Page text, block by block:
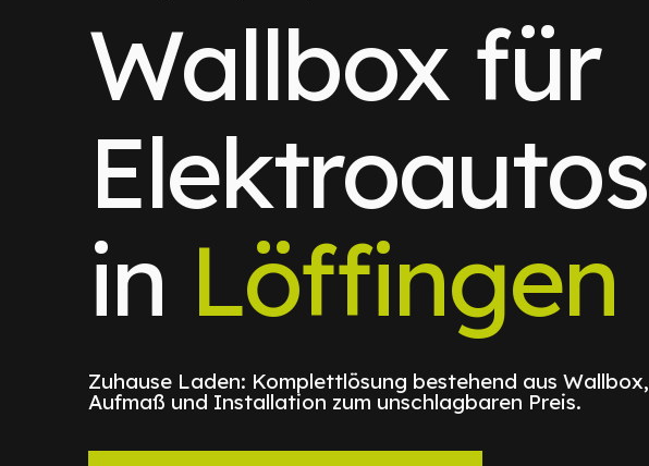
Wallbox für
Elektroautos
in Löffingen
Zuhause Laden: Komplettlösung bestehend aus Wallbox,
Aufmaß und Installation zum unschlagbaren Preis.